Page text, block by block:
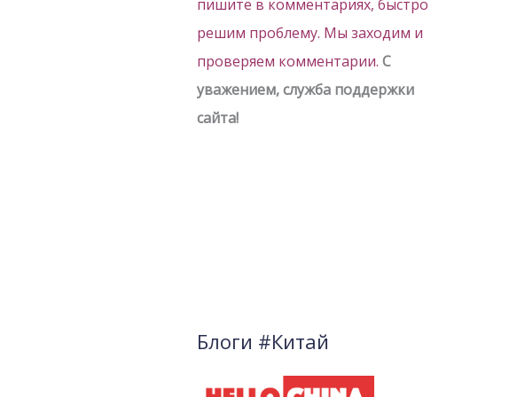
пишите в комментариях, быстро
решим проблему. Мы заходим и
проверяем комментарии. С
уважением, служба поддержки
сайта!
Блоги #Китай